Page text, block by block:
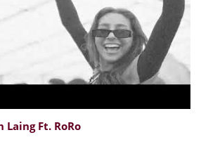
Laing Ft. RoRo